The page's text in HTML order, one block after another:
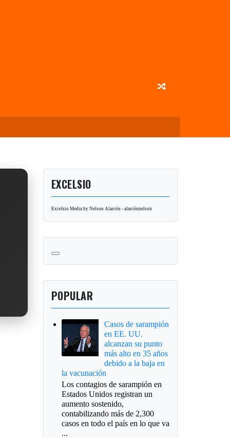
EXCELSIO
Excelsio Media by Nelson Alarcón - alarcónnelson
POPULAR
Casos de sarampión
en EE. UU.
alcanzan su punto
más alto en 35 años
debido a la baja en
la vacunación
Los contagios de sarampión en
Estados Unidos registran un
aumento sostenido,
contabilizando más de 2,300
casos en todo el país en lo que va
...